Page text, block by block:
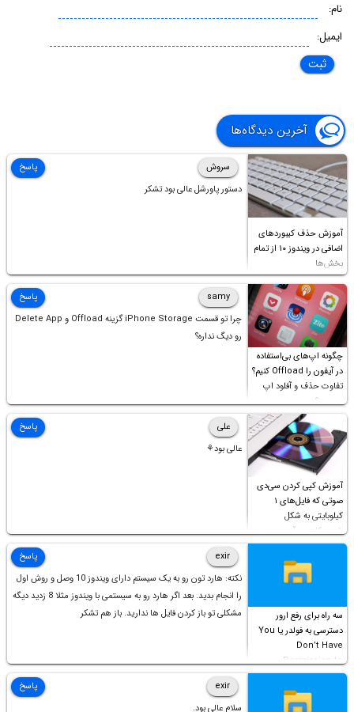
نام:
ایمیل:
آخرین دیدگاه‌ها
آموزش حذف کیبوردهای
اضافی در ویندوز ۱۰ از تمام
بخش‌ها
سروش
دستور پاورشل عالی بود تشکر
پاسخ
چگونه اپ‌های بی‌استفاده
در آیفون را Offload کنیم؟
تفاوت حذف و آفلود اپ
چیست؟
samy
چرا تو قسمت iPhone Storage گزینه Offload و Delete App
رو دیگ نداره؟
پاسخ
آموزش کپی کردن سی‌دی
صوتی که فایل‌های ۱
کیلوبایتی به شکل
شورت‌کات در آن موجود
است!
علی
عالی بود⚘
پاسخ
سه راه برای رفع ارور
دسترسی به فولدر یا You
Don’t Have
Permission to
Access this folder
exir
نکته: هارد تون رو به یک سیستم دارای ویندوز 10 وصل و روش اول
را انجام بدید. بعد اگر هارد رو به سیستمی با ویندوز مثلا 8 زدید دیگه
مشکلی تو باز کردن فایل ها ندارید. باز هم تشکر
پاسخ
exir
سلام عالی بود.
پاسخ